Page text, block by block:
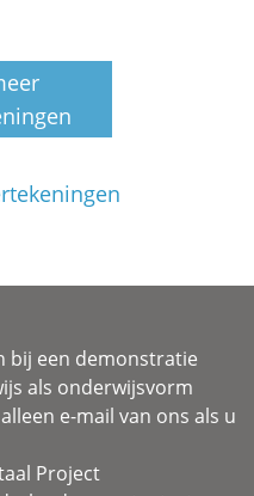
bij een demonstratie
als onderwijsvorm
e-mail van ons als u
Project